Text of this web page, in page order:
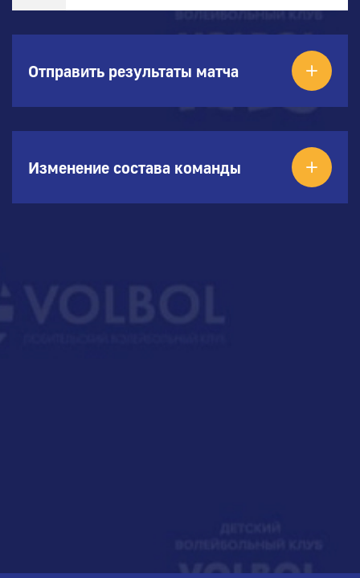
Отправить результаты матча
Изменение состава команды